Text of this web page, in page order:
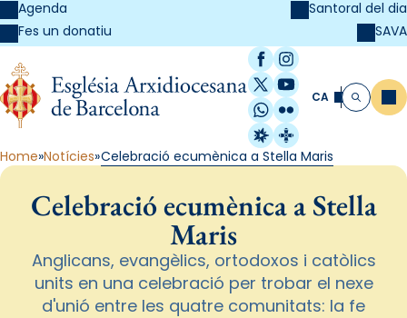
Agenda
Fes un donatiu
Santoral del dia
SAVA
Facebook
Instagram
X / Twitter
YouTube
WhatsApp
Flickr
Radio Estel
Catalunya
CA Cerca
Home Notícies Celebració ecumènica a Stella Maris
Celebració ecumènica a Stella
Maris
Anglicans, evangèlics, ortodoxos i catòlics
units en una celebració per trobar el nexe
d'unió entre les quatre comunitats: la fe